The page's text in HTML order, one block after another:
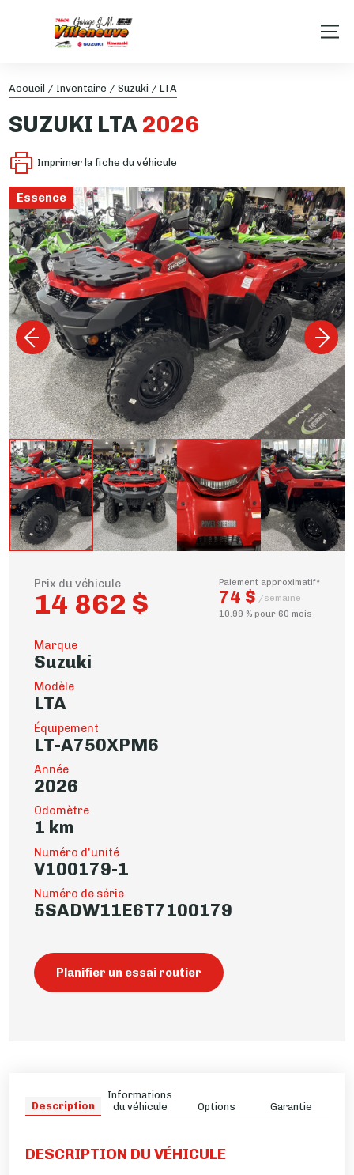
Accueil / Inventaire / Suzuki / LTA
SUZUKI LTA 2026
Imprimer la fiche du véhicule
Essence
Prix du véhicule
14 862 $
Paiement approximatif*
74 $ /semaine
10.99 % pour 60 mois
Marque
Suzuki
Modèle
LTA
Équipement
LT-A750XPM6
Année
2026
Odomètre
1 km
Numéro d'unité
V100179-1
Numéro de série
5SADW11E6T7100179
Planifier un essai routier
Description
Informations
du véhicule
Options Garantie
DESCRIPTION DU VÉHICULE